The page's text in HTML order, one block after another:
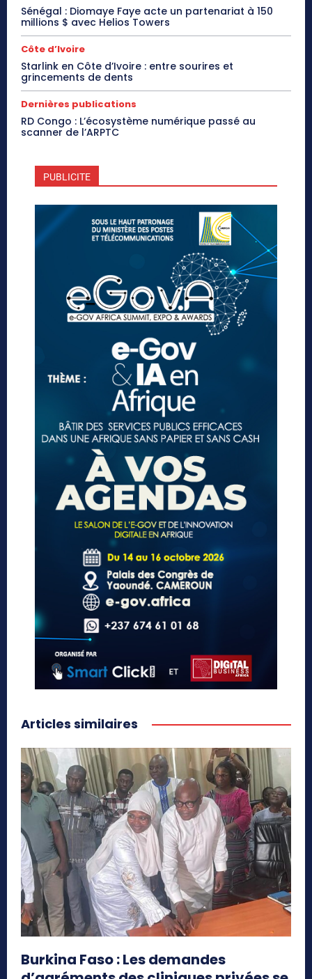
Sénégal : Diomaye Faye acte un partenariat à 150
millions $ avec Helios Towers
Côte d’Ivoire
Starlink en Côte d’Ivoire : entre sourires et
grincements de dents
Dernières publications
RD Congo : L’écosystème numérique passé au
scanner de l’ARPTC
PUBLICITE
Articles similaires
Burkina Faso : Les demandes